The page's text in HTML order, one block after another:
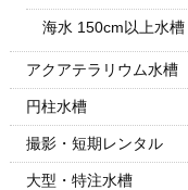
海水 150cm以上水槽
アクアテラリウム水槽
円柱水槽
撮影・短期レンタル
大型・特注水槽